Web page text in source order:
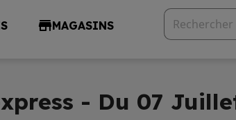
MAGASINS
- Du 07